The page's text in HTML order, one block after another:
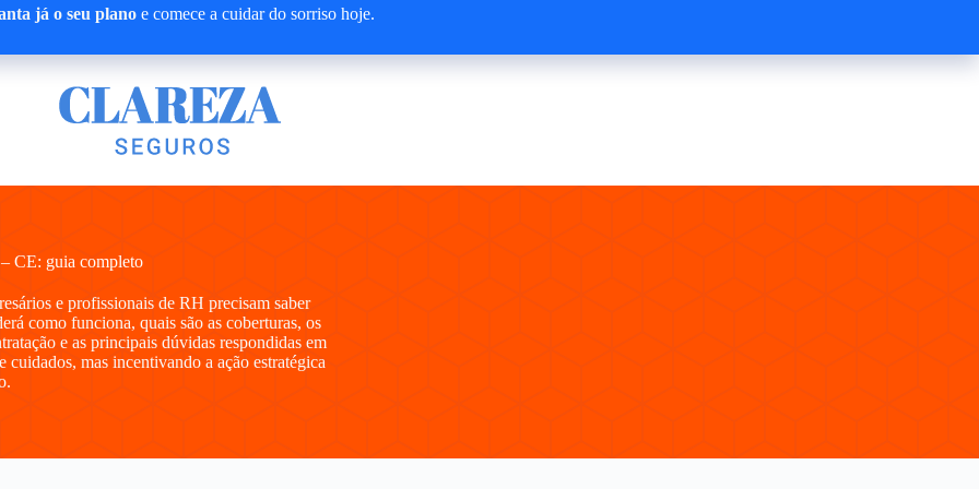
já o seu planoe comece a cuidar do sorriso hoje.
CE: guia completo
e profissionais de RH precisam saber
como funciona, quais são as coberturas, os
e as principais dúvidas respondidas em
mas incentivando a ação estratégica